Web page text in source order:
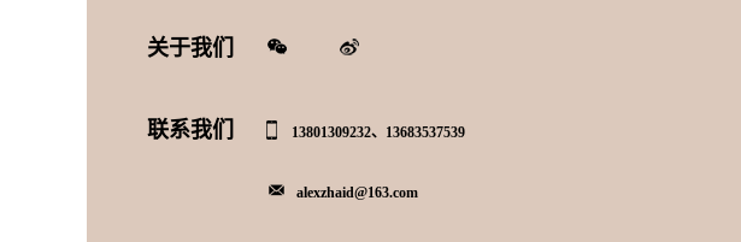
关于我们
联系我们 13801309232、13683537539
alexzhaid@163.com